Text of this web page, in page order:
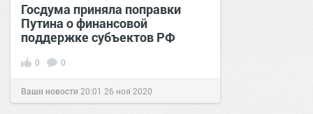
Госдума приняла поправки
Путина о финансовой
поддержке субъектов РФ
0 0
Ваши новости 20:01 26 ноя 2020